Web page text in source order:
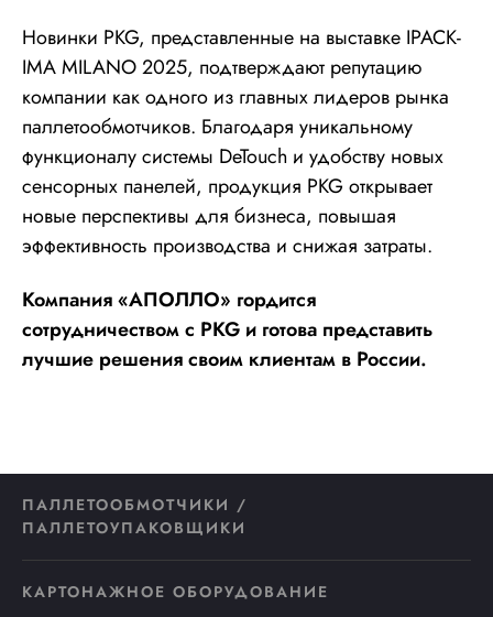
Новинки PKG, представленные на выставке IPACK-
IMA MILANO 2025, подтверждают репутацию
компании как одного из главных лидеров рынка
паллетообмотчиков. Благодаря уникальному
функционалу системы DeTouch и удобству новых
сенсорных панелей, продукция PKG открывает
новые перспективы для бизнеса, повышая
эффективность производства и снижая затраты.
Компания «АПОЛЛО» гордится
сотрудничеством с PKG и готова представить
лучшие решения своим клиентам в России.
ПАЛЛЕТООБМОТЧИКИ /
ПАЛЛЕТОУПАКОВЩИКИ
КАРТОНАЖНОЕ ОБОРУДОВАНИЕ